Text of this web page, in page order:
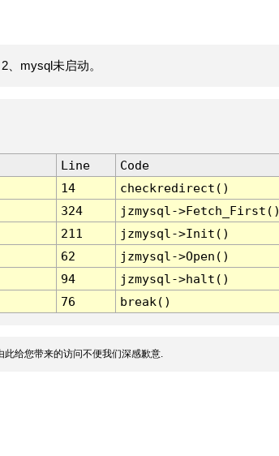
mysql未启动。
Line
Code
14
checkredirect()
324
jzmysql-
211
jzmysql->Init()
62
jzmysql->Open()
94
jzmysql->halt()
76 break()
给您带来的访问不便我们深感歉意.